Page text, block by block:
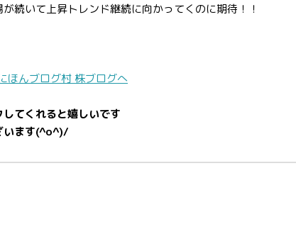
続いて上昇トレンド継続に向かってくのに期待！！
てくれると嬉しいです
います(^o^)/